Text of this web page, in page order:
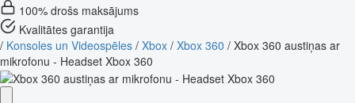
100% drošs maksājums
Kvalitātes garantija
/ Konsoles un Videospēles / Xbox / Xbox 360 / Xbox 360 austiņas ar
mikrofonu - Headset Xbox 360